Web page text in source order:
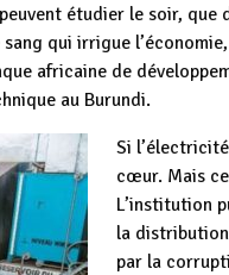
étudier le soir, que
qui irrigue
africaine de
au Burundi.
Si
cœur. Mais
L’institution
la
par la